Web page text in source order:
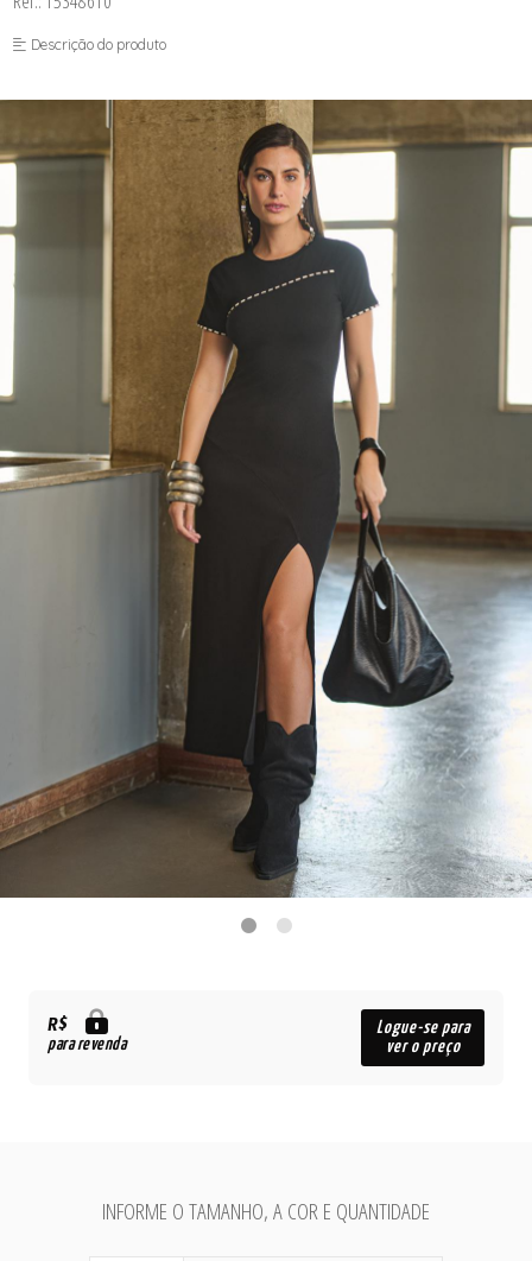
FUSEA-AGOSTO I-
LONGO-AGOSTO I-
MACAC-AGOSTO I-
SAIA-AGOSTO I-
SHORT-AGOSTO I-
TOP-AGOSTO I-
VESTI-AGOSTO I-
Descrição do produto
R$
para revenda
Logue-se para
ver o preço
INFORME O TAMANHO, A COR E QUANTIDADE